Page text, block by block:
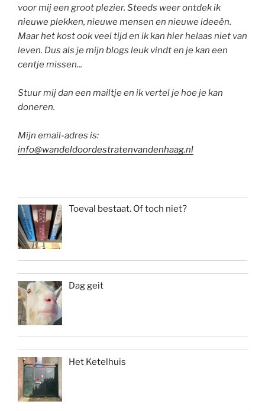
voor mij een groot plezier. Steeds weer ontdek ik
nieuwe plekken, nieuwe mensen en nieuwe ideeën.
Maar het kost ook veel tijd en ik kan hier helaas niet van
leven. Dus als je mijn blogs leuk vindt en je kan een
centje missen...
Stuur mij dan een mailtje en ik vertel je hoe je kan
doneren.
Mijn email-adres is:
info@wandeldoordestratenvandenhaag.nl
Toeval bestaat. Of toch niet?
Dag geit
Het Ketelhuis